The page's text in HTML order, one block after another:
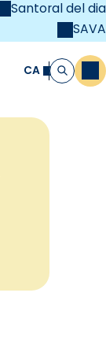
Santoral del dia
SAVA
CA Cerca